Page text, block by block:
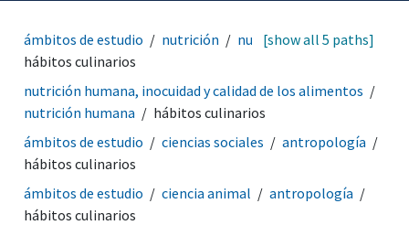
ámbitos de estudio nutrición
nutrición humana
hábitos culinarios
[show all 5 paths]
nutrición humana, inocuidad y calidad de los alimentos
nutrición humana
hábitos culinarios
ámbitos de estudio
ciencias sociales
antropología
hábitos culinarios
ámbitos de estudio
ciencia animal
antropología
hábitos culinarios